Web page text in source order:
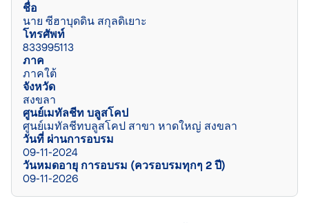
ชื่อ
นาย ซีฮาบุดดิน สกุลดิเยาะ
โทรศัพท์
833995113
ภาค
ภาคใต้
จังหวัด
สงขลา
ศูนย์เมทัลชีท บลูสโคป
ศูนย์เมทัลชีทบลูสโคป สาขา หาดใหญ่ สงขลา
วันที่ ผ่านการอบรม
09-11-2024
วันหมดอายุ การอบรม (ควรอบรมทุกๆ 2 ปี)
09-11-2026